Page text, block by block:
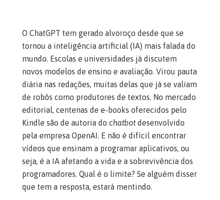
O ChatGPT tem gerado alvoroço desde que se
tornou a inteligência artificial (IA) mais falada do
mundo. Escolas e universidades já discutem
novos modelos de ensino e avaliação. Virou pauta
diária nas redações, muitas delas que já se valiam
de robôs como produtores de textos. No mercado
editorial, centenas de e-books oferecidos pelo
Kindle são de autoria do chatbotdesenvolvido
pela empresa OpenAI. E não é difícil encontrar
vídeos que ensinam a programar aplicativos, ou
seja, é a IA afetando a vida e a sobrevivência dos
programadores. Qual é o limite? Se alguém disser
que tem a resposta, estará mentindo.